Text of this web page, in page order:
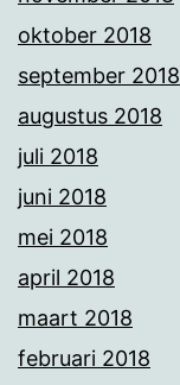
oktober 2018
september 2018
augustus 2018
juli 2018
juni 2018
mei 2018
april 2018
maart 2018
februari 2018